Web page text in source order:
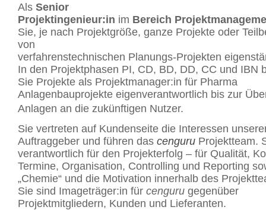
Als Senior
Projektingenieur:in im Bereich
Sie, je nach Projektgröße, ganze Projekte oder
von
verfahrenstechnischen Planungs-Projekten
In den Projektphasen PI, CD, BD, DD, CC und IBN
Sie Projekte als Projektmanager:in für Pharma
Anlagenbauprojekte eigenverantwortlich bis zur
Anlagen an die zukünftigen Nutzer.
Sie vertreten auf Kundenseite die Interessen
Auftraggeber und führen das cenguru Projektteam.
verantwortlich für den Projekterfolg – für Qualität,
Termine, Organisation, Controlling und Reporting
„Chemie“ und die Motivation innerhalb des
Sie sind Imageträger:in für cenguru gegenüber
Projektmitgliedern, Kunden und Lieferanten.